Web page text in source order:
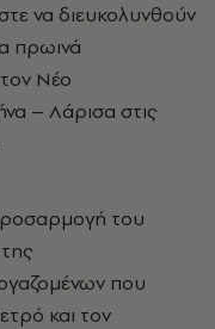
να διευκολυνθούν
πρωινά
Νέο
– Λάρισα στις
του
που
και τον